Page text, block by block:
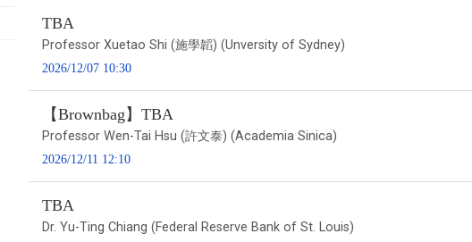
TBA
Professor Xuetao Shi (施學韜) (Unversity of Sydney)
2026/12/07 10:30
【Brownbag】TBA
Professor Wen-Tai Hsu (許文泰) (Academia Sinica)
2026/12/11 12:10
TBA
Dr. Yu-Ting Chiang (Federal Reserve Bank of St. Louis)